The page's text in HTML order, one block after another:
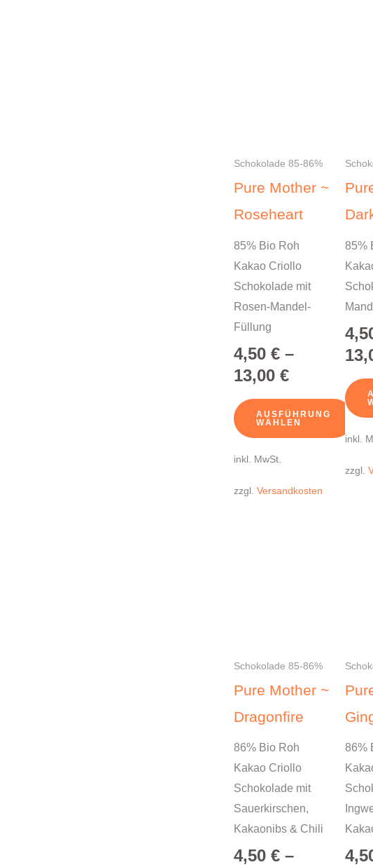
Schokolade 85-86%
Pure Mother ~
Roseheart
85% Bio Roh
Kakao Criollo
Schokolade mit
Rosen-Mandel-
Füllung
4,50 €–
13,00 €
AUSFÜHRUNG
WÄHLEN
auf.
Die
können
auf
der
Produktseite
gewählt
werden
inkl. MwSt.
zzgl. Versandkosten
85%
auf.
Die
auf
der
inkl.
zzgl.
Schokolade 85-86%
Pure Mother ~
Dragonfire
86% Bio Roh
Kakao Criollo
Schokolade mit
Sauerkirschen,
Kakaonibs & Chili
4,50 €–
auf.
Die
können
auf
der
Produktseite
gewählt
werden
86%
auf.
Die
auf
der